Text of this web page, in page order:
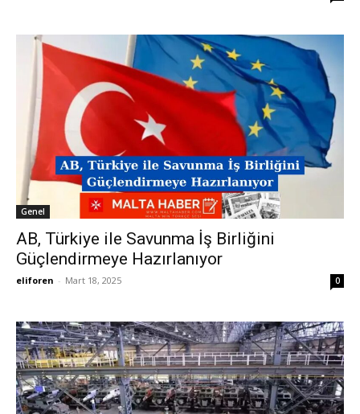
Genel
AB, Türkiye ile Savunma İş Birliğini
Güçlendirmeye Hazırlanıyor
eliforen - Mart 18, 2025 0